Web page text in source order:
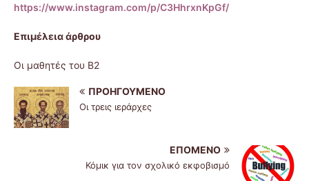
https://www.instagram.com/p/C3HhrxnKpGf/
Επιμέλεια άρθρου
Οι μαθητές του Β2
ΠΡΟΗΓΟΎΜΕΝΟ
Οι τρεις ιεράρχες
ΕΠΌΜΕΝΟ
Κόμικ για τον σχολικό εκφοβισμό